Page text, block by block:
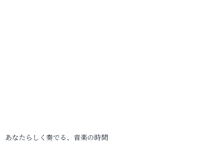
あなたらしく奏でる、音楽の時間